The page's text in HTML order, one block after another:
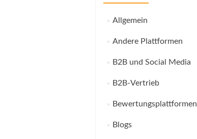
Allgemein
Andere Plattformen
B2B und Social Media
B2B-Vertrieb
Bewertungsplattformen
Blogs